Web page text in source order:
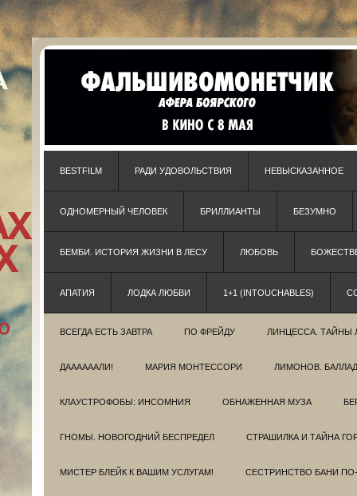
BESTFILM РАДИ УДОВОЛЬСТВИЯ НЕВЫСКАЗАННОЕ
ОДНОМЕРНЫЙ ЧЕЛОВЕК БРИЛЛИАНТЫ БЕЗУМНО
БЕМБИ. ИСТОРИЯ ЖИЗНИ В ЛЕСУ ЛЮБОВЬ
АПАТИЯ ЛОДКА ЛЮБВИ 1+1 (INTOUCHABLES)
ВСЕГДА ЕСТЬ ЗАВТРА ПО ФРЕЙДУ ЛИНЦЕССА. ТАЙНЫ
ДААААААЛИ! МАРИЯ МОНТЕССОРИ ЛИМОНОВ.
КЛАУСТРОФОБЫ: ИНСОМНИЯ ОБНАЖЕННАЯ МУЗА
ГНОМЫ. НОВОГОДНИЙ БЕСПРЕДЕЛ СТРАШИЛКА И ТАЙНА
МИСТЕР БЛЕЙК К ВАШИМ УСЛУГАМ! СЕСТРИНСТВО БАНИ